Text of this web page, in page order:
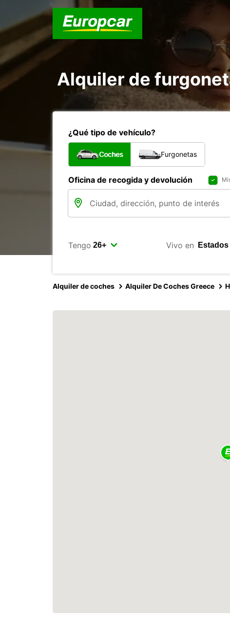
Alquiler de
¿Qué tipo de vehículo?
Coches Furgonetas
Oficina de recogida y devolución
Tengo Vivo en
Alquiler de coches Alquiler De Coches Greece